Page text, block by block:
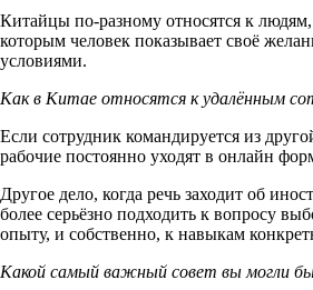
Китайцы по-разному относятся к
которым человек показывает своё
условиями.
Как в Китае относятся к удалённым
Если сотрудник командируется из
рабочие постоянно уходят в онлайн
Другое дело, когда речь заходит об
более серьёзно подходить к вопросу
опыту, и собственно, к навыкам
Какой самый важный совет вы могли